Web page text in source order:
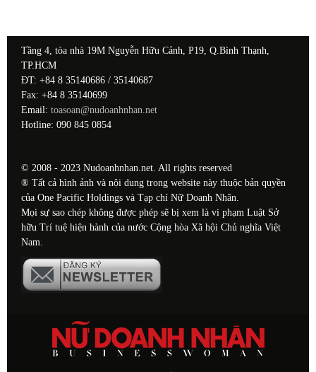
Tầng 4, tòa nhà 19M Nguyễn Hữu Cảnh, P19, Q.Bình Thạnh,
TP.HCM
ĐT: +84 8 35140686 / 35140687
Fax: +84 8 35140699
Email: toasoan@nudoanhnhan.net
Hotline: 090 845 0854
© 2008 - 2023 Nudoanhnhan.net. All rights reserved
® Tất cả hình ảnh và nội dung trong website này thuộc bản quyền
của One Pacific Holdings và Tạp chí Nữ Doanh Nhân.
Mọi sự sao chép không được phép sẽ bị xem là vi phạm Luật Sở
hữu Trí tuệ hiện hành của nước Cộng hòa Xã hội Chủ nghĩa Việt
Nam.